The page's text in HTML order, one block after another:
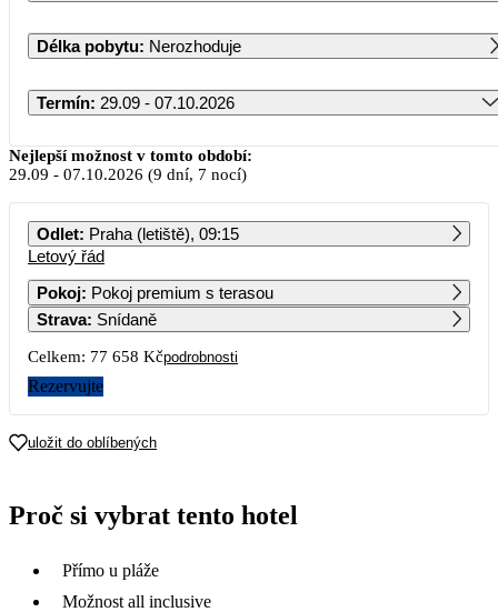
Délka pobytu: Nerozhoduje
Termín: 29.09 - 07.10.2026
Září 2026
PO ÚT ST ČT PÁ SO NE
52 229 66 289
7
21
38 829
Nejlepší možnost v tomto období:
29.09 - 07.10.2026 (9 dní, 7 nocí)
Odlet: Praha (letiště), 09:15
Letový řád
Pokoj:
Pokoj premium s terasou
Strava: Snídaně
Celkem: 77 658 Kčpodrobnosti
Rezervujte
uložit do oblíbených
Proč si vybrat tento hotel
Přímo u pláže
Možnost all inclusive